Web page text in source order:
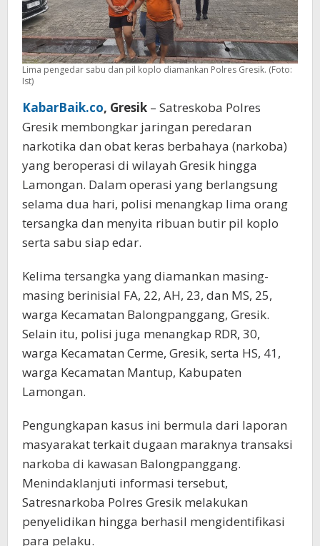
Lima pengedar sabu dan pil koplo diamankan Polres Gresik. (Foto:
Ist)
KabarBaik.co, Gresik – Satreskoba Polres
Gresik membongkar jaringan peredaran
narkotika dan obat keras berbahaya (narkoba)
yang beroperasi di wilayah Gresik hingga
Lamongan. Dalam operasi yang berlangsung
selama dua hari, polisi menangkap lima orang
tersangka dan menyita ribuan butir pil koplo
serta sabu siap edar.
Kelima tersangka yang diamankan masing-
masing berinisial FA, 22, AH, 23, dan MS, 25,
warga Kecamatan Balongpanggang, Gresik.
Selain itu, polisi juga menangkap RDR, 30,
warga Kecamatan Cerme, Gresik, serta HS, 41,
warga Kecamatan Mantup, Kabupaten
Lamongan.
Pengungkapan kasus ini bermula dari laporan
masyarakat terkait dugaan maraknya transaksi
narkoba di kawasan Balongpanggang.
Menindaklanjuti informasi tersebut,
Satresnarkoba Polres Gresik melakukan
penyelidikan hingga berhasil mengidentifikasi
para pelaku.